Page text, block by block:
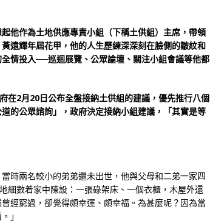
他作為土地供應專責小組（下稱土供組）主席，帶領
遠輝年屆花甲，他的人生歷練深深刻在臉側的皺紋和
情投入──巡迴展覽、公眾論壇、關注小組會議等他都
在2月20日公布全盤接納土供組的建議，優先推行八個
的公眾諮詢」，政府決定接納小組建議，「其實是等
時兩名較小的弟弟還未出世，他與父母和二弟一家四
細數着家中陳設：一張碌架床、一個衣櫃，木屋外還
經窮過，卻覺得頗幸運、頗幸福。為甚麼呢？因為當
」